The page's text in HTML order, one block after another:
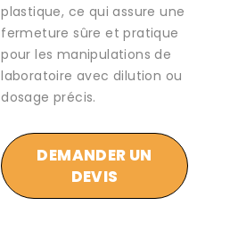
plastique, ce qui assure une
fermeture sûre et pratique
pour les manipulations de
laboratoire avec dilution ou
dosage précis.
DEMANDER UN
DEVIS